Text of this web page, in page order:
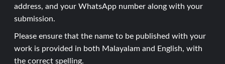
address, and your WhatsApp number along with your
submission.
Please ensure that the name to be published with your
work is provided in both Malayalam and English, with
the correct spelling.